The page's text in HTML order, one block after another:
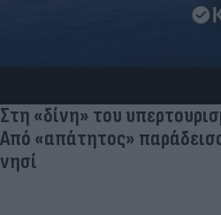
Στη «δίνη» του
Από «απάτητος»
νησί